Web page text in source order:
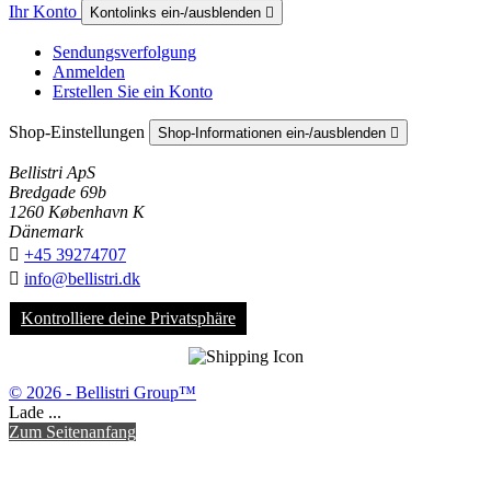
Ihr Konto Kontolinks ein-/ausblenden 
Sendungsverfolgung
Anmelden
Erstellen Sie ein Konto
Shop-Einstellungen Shop-Informationen ein-/ausblenden 
Bellistri ApS
Bredgade 69b
1260 København K
Dänemark
 +45 39274707
 info@bellistri.dk
Kontrolliere deine Privatsphäre
© 2026 - Bellistri Group™
Lade ...
Zum Seitenanfang